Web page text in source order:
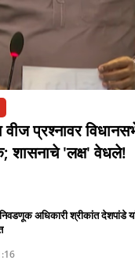
वीज प्रश्नावर
'लक्ष' वेधले!
अधिकारी श्रीकांत देशपांडे